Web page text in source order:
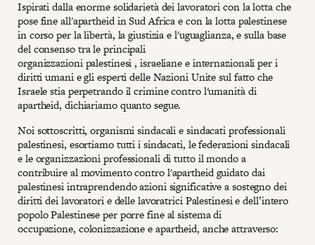
Ispirati dalla enorme solidarietà dei lavoratori con la lotta che
pose fine all'apartheid in Sud Africa e con la lotta palestinese
in corso per la libertà, la giustizia e l'uguaglianza, e sulla base
del consenso tra le principali
organizzazioni palestinesi , israeliane e internazionali per i
diritti umani e gli esperti delle Nazioni Unite sul fatto che
Israele stia perpetrando il crimine contro l'umanità di
apartheid, dichiariamo quanto segue.
Noi sottoscritti, organismi sindacali e sindacati professionali
palestinesi, esortiamo tutti i sindacati, le federazioni sindacali
e le organizzazioni professionali di tutto il mondo a
contribuire al movimento contro l'apartheid guidato dai
palestinesi intraprendendo azioni significative a sostegno dei
diritti dei lavoratori e delle lavoratrici Palestinesi e dell’intero
popolo Palestinese per porre fine al sistema di
occupazione, colonizzazione e apartheid, anche attraverso: